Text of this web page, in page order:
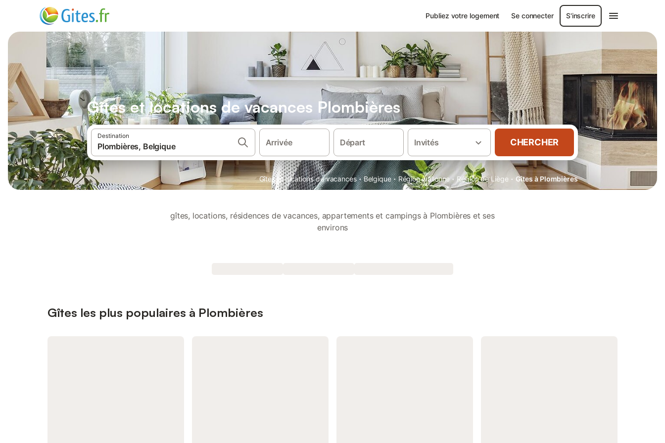
Publiez votre logement Se connecter S'inscrire
Gîtes et locations de vacances Plombières
Destination
Arrivée Départ Invités CHERCHER
Gîtes et locations de vacances · Belgique · Région wallonne · Région de Liège · Gîtes à Plombières
gîtes, locations, résidences de vacances, appartements et campings à Plombières et ses
environs
Gîtes les plus populaires à Plombières